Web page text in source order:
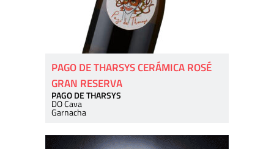
PAGO DE THARSYS CERÁMICA ROSÉ
GRAN RESERVA
PAGO DE THARSYS
DO Cava
Garnacha